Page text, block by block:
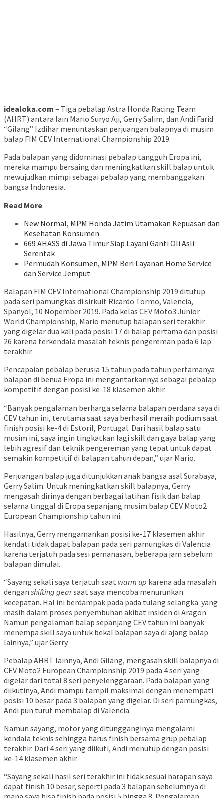
idealoka.com – Tiga pebalap Astra Honda Racing Team
(AHRT) antara lain Mario Suryo Aji, Gerry Salim, dan Andi Farid
“Gilang” Izdihar menuntaskan perjuangan balapnya di musim
balap FIM CEV International Championship 2019.
Pada balapan yang didominasi pebalap tangguh Eropa ini,
mereka mampu bersaing dan meningkatkan skill balap untuk
mewujudkan mimpi sebagai pebalap yang membanggakan
bangsa Indonesia.
Read More
New Normal, MPM Honda Jatim Utamakan Kepuasan dan
Kesehatan Konsumen
669 AHASS di Jawa Timur Siap Layani Ganti Oli Asli
Serentak
Permudah Konsumen, MPM Beri Layanan Home Service
dan Service Jemput
Balapan FIM CEV International Championship 2019 ditutup
pada seri pamungkas di sirkuit Ricardo Tormo, Valencia,
Spanyol, 10 Nopember 2019. Pada kelas CEV Moto3 Junior
World Championship, Mario menutup balapan seri terakhir
yang digelar dua kali pada posisi 17 di balap pertama dan posisi
26 karena terkendala masalah teknis pengereman pada 6 lap
terakhir.
Pencapaian pebalap berusia 15 tahun pada tahun pertamanya
balapan di benua Eropa ini mengantarkannya sebagai pebalap
kompetitif dengan posisi ke-18 klasemen akhir.
“Banyak pengalaman berharga selama balapan perdana saya di
CEV tahun ini, terutama saat saya berhasil meraih podium saat
finish posisi ke-4 di Estoril, Portugal. Dari hasil balap satu
musim ini, saya ingin tingkatkan lagi skill dan gaya balap yang
lebih agresif dan teknik pengereman yang tepat untuk dapat
semakin kompetitif di balapan tahun depan,” ujar Mario.
Perjuangan balap juga ditunjukkan anak bangsa asal Surabaya,
Gerry Salim. Untuk meningkatkan skill balapnya, Gerry
mengasah dirinya dengan berbagai latihan fisik dan balap
selama tinggal di Eropa sepanjang musim balap CEV Moto2
European Championship tahun ini.
Hasilnya, Gerry mengamankan posisi ke-17 klasemen akhir
kendati tidak dapat balapan pada seri pamungkas di Valencia
karena terjatuh pada sesi pemanasan, beberapa jam sebelum
balapan dimulai.
“Sayang sekali saya terjatuh saat warm up karena ada masalah
dengan shifting gearsaat saya mencoba menurunkan
kecepatan. Hal ini berdampak pada pada tulang selangka yang
masih dalam proses penyembuhan akibat insiden di Aragon.
Namun pengalaman balap sepanjang CEV tahun ini banyak
menempa skill saya untuk bekal balapan saya di ajang balap
lainnya,” ujar Gerry.
Pebalap AHRT lainnya, Andi Gilang, mengasah skill balapnya di
CEV Moto2 European Championship 2019 pada 4 seri yang
digelar dari total 8 seri penyelenggaraan. Pada balapan yang
diikutinya, Andi mampu tampil maksimal dengan menempati
posisi 10 besar pada 3 balapan yang digelar. Di seri pamungkas,
Andi pun turut membalap di Valencia.
Namun sayang, motor yang ditungganginya mengalami
kendala teknis sehingga harus finish bersama grup pebalap
terakhir. Dari 4 seri yang diikuti, Andi menutup dengan posisi
ke-14 klasemen akhir.
“Sayang sekali hasil seri terakhir ini tidak sesuai harapan saya
dapat finish 10 besar, seperti pada 3 balapan sebelumnya di